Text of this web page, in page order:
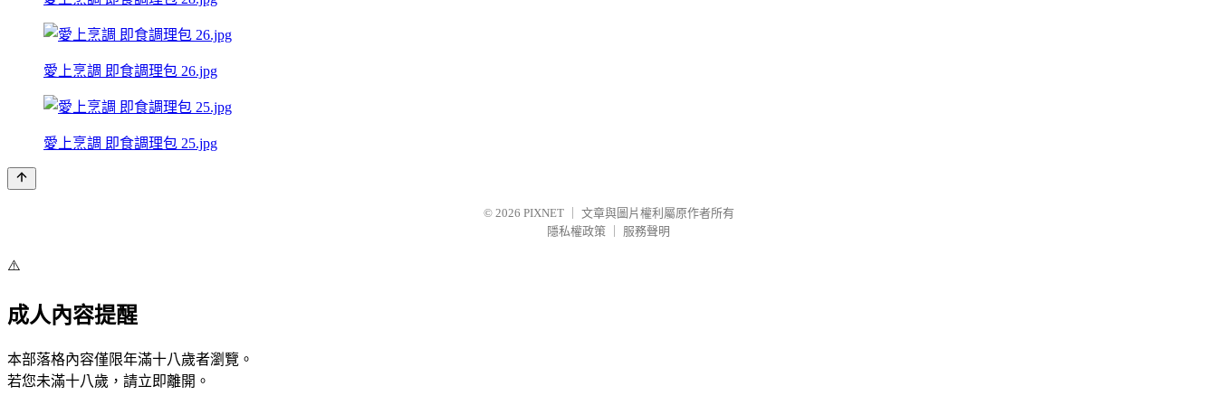
愛上烹調 即食調理包 26.jpg
愛上烹調 即食調理包 25.jpg
© 2026 PIXNET
文章與圖片權利屬原作者所有
隱私權政策
服務聲明
⚠️
成人內容提醒
本部落格內容僅限年滿十八歲者瀏覽。
若您未滿十八歲，請立即離開。